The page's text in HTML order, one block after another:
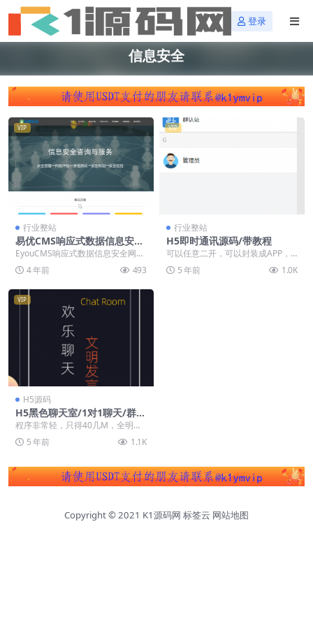
登录
信息安全
VIP
行业整站
易优CMS响应式数据信息安全
网站模板EyouCMS模板源码
下载「亲测源码」
EyouCMS响应式数据信息安全网站
模板，易优CMS数据类企业网站模
板。适用于美...
4 年前 493
VIP
行业整站
H5即时通讯源码/带教程
可以任意二开，可以封装成APP，
作三端通。非常轻，单台机器可以
起飞，在当下这个无...
5 年前 1.0K
VIP
H5源码
H5黑色聊天室/1对1聊天/群
聊/动态
程序非常轻，只得40几M，全明
文，可以各种二开，重点是支持免
注册直接使用，在信息...
5 年前 1.1K
Copyright © 2021 K1源码网 标签云 网站地图